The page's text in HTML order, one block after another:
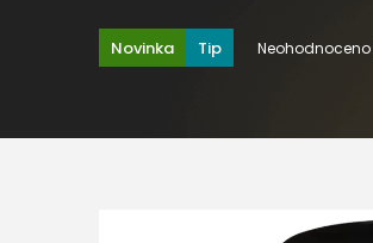
Novinka Tip
Průměrné
0,0
Neohodnoceno